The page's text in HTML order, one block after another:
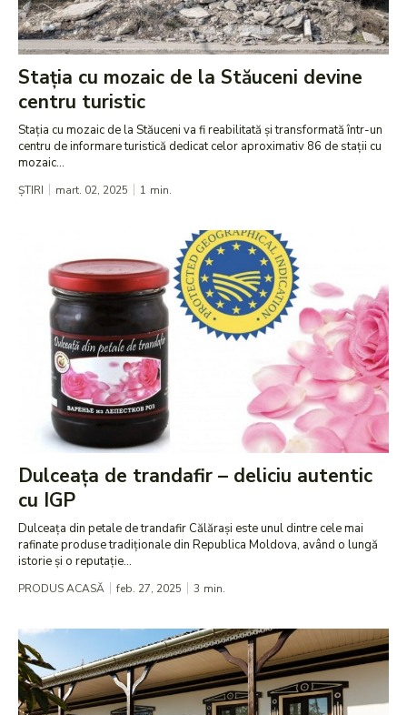
Stația cu mozaic de la Stăuceni devine
centru turistic
Stația cu mozaic de la Stăuceni va fi reabilitată și transformată într-un
centru de informare turistică dedicat celor aproximativ 86 de stații cu
mozaic...
ȘTIRI mart. 02, 2025 1 min.
Dulceața de trandafir – deliciu autentic
cu IGP
Dulceața din petale de trandafir Călărași este unul dintre cele mai
rafinate produse tradiționale din Republica Moldova, având o lungă
istorie și o reputație...
PRODUS ACASĂ feb. 27, 2025 3 min.